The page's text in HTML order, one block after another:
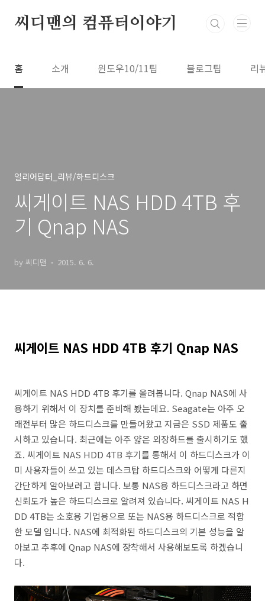
씨디맨의 컴퓨터이야기
홈 소개 윈도우10/11팁 블로그팁 리
얼리어답터_리뷰/하드디스크
씨게이트 NAS HDD 4TB 후
기 Qnap NAS
by 씨디맨 2015. 6. 6.
씨게이트 NAS HDD 4TB 후기 Qnap NAS
씨게이트 NAS HDD 4TB 후기를 올려봅니다. Qnap NAS에 사
용하기 위해서 이 장치를 준비해 봤는데요. Seagate는 아주 오
래전부터 많은 하드디스크를 만들어왔고 지금은 SSD 제품도 출
시하고 있습니다. 최근에는 아주 얇은 외장하드를 출시하기도 했
죠. 씨게이트 NAS HDD 4TB 후기를 통해서 이 하드디스크가 이
미 사용자들이 쓰고 있는 데스크탑 하드디스크와 어떻게 다른지
간단하게 알아보려고 합니다. 보통 NAS용 하드디스크라고 하면
신뢰도가 높은 하드디스크로 알려져 있습니다. 씨게이트 NAS H
DD 4TB는 소호용 기업용으로 또는 NAS용 하드디스크로 적합
한 모델 입니다. NAS에 최적화된 하드디스크의 기본 성능을 알
아보고 추후에 Qnap NAS에 장착해서 사용해보도록 하겠습니
다.